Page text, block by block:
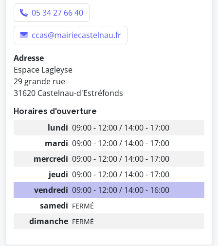
05 34 27 66 40
ccas@mairiecastelnau.fr
Adresse
Espace Lagleyse
29 grande rue
31620 Castelnau-d'Estréfonds
Horaires d'ouverture
lundi 09:00 - 12:00 / 14:00 - 17:00
mardi 09:00 - 12:00 / 14:00 - 17:00
mercredi 09:00 - 12:00 / 14:00 - 17:00
jeudi 09:00 - 12:00 / 14:00 - 17:00
vendredi 09:00 - 12:00 / 14:00 - 16:00
samedi FERMÉ
dimanche FERMÉ